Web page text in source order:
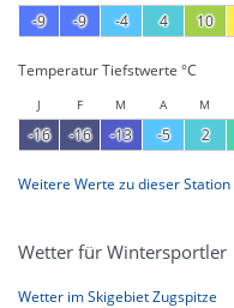
-9 -9 -4 4 10
Temperatur Tiefstwerte °C
J F M A M
-16 -16 -13 -5 2
Weitere Werte zu dieser Station
Wetter für Wintersportler
Wetter im Skigebiet Zugspitze